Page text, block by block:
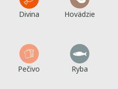
Divina Hovädzie
Pečivo Ryba